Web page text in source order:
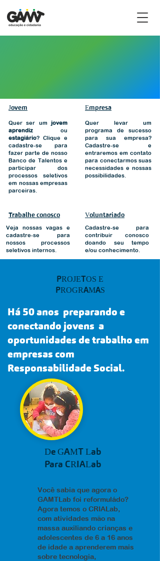
Jovem
Quer ser um jovem
aprendiz ou
estagiário? Clique e
cadastre-se para
fazer parte de nosso
Banco de Talentos e
participar dos
processos seletivos
em nossas empresas
parceiras.
Trabalhe conosco
Veja nossas vagas e
cadastre-se para
nossos processos
seletivos internos.
Empresa
Quer levar um
programa de sucesso
para sua empresa?
Cadastre-se e
entraremos em contato
para conectarmos suas
necessidades e nossas
possibilidades.
Voluntariado
Cadastre-se para
contribuir conosco
doando seu tempo
e/ou conhecimento.
PROJETOS E
PROGRAMAS
Há 50 anos preparando e
conectando jovens a
oportunidades de trabalho em
empresas com
Responsabilidade Social.
De GAMT Lab
Para CRIALab
Você sabia que agora o
GAMTLab foi reformuládo?
Agora temos o CRIALab,
com atividades mão na
massa auxiliando crianças e
adolescentes de 6 a 16 anos
de idade a aprenderem mais
sobre tecnologia,